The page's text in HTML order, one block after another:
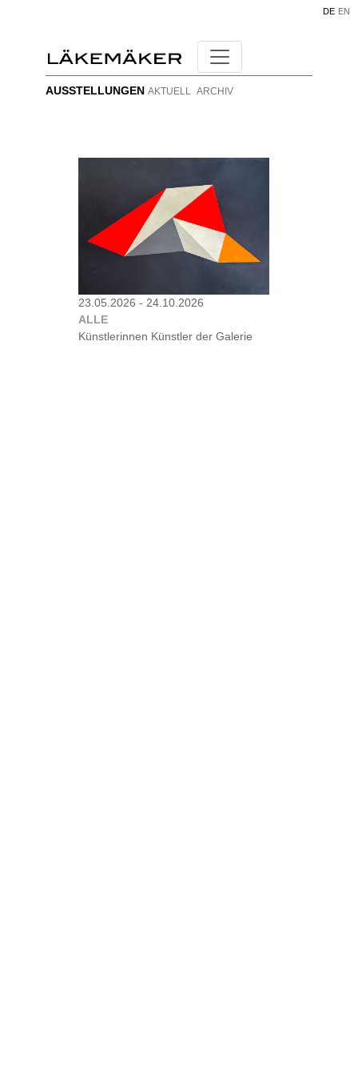
DE EN
AUSSTELLUNGEN AKTUELL ARCHIV
23.05.2026 - 24.10.2026
ALLE
Künstlerinnen Künstler der Galerie